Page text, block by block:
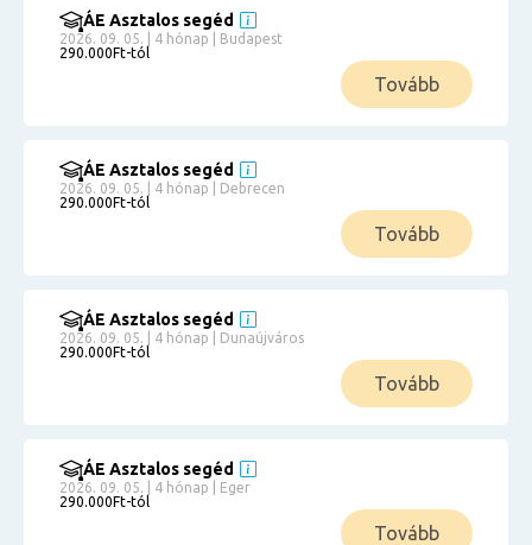
ÁE Asztalos segéd
2026. 09. 05. | 4 hónap | Budapest
290.000Ft-tól
Tovább
ÁE Asztalos segéd
2026. 09. 05. | 4 hónap | Debrecen
290.000Ft-tól
Tovább
ÁE Asztalos segéd
2026. 09. 05. | 4 hónap | Dunaújváros
290.000Ft-tól
Tovább
ÁE Asztalos segéd
2026. 09. 05. | 4 hónap | Eger
290.000Ft-tól
Tovább